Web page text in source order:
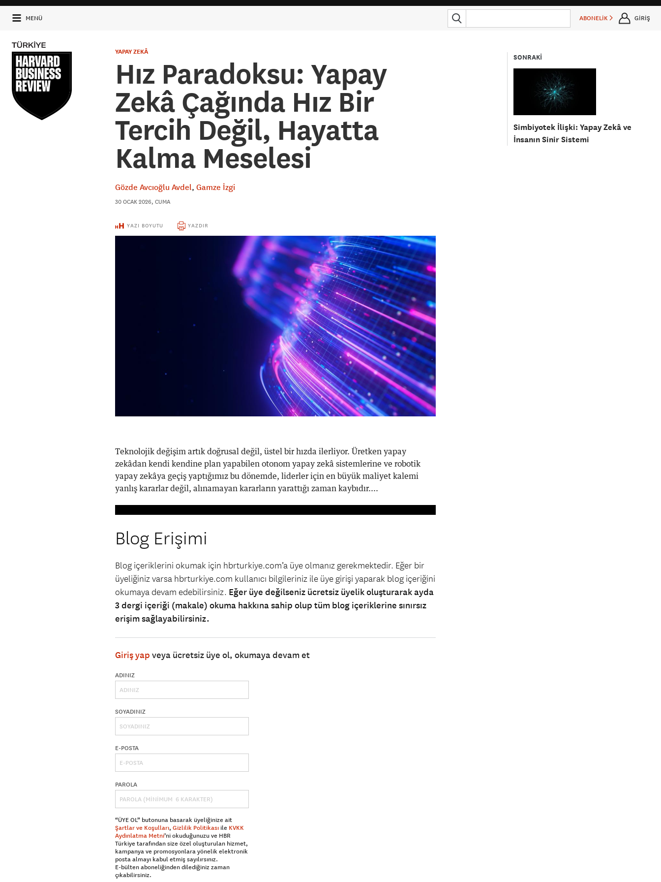
MENÜ ABONELİK GİRİŞ
SONRAKİ
Simbiyotek İlişki: Yapay Zekâ ve
İnsanın Sinir Sistemi
YAPAY ZEKÂ
Hız Paradoksu: Yapay
Zekâ Çağında Hız Bir
Tercih Değil, Hayatta
Kalma Meselesi
Gözde Avcıoğlu Avdel Gamze İzgi
30 OCAK 2026, CUMA
YAZI BOYUTU YAZDIR
Teknolojik değişim artık doğrusal değil, üstel bir hızda ilerliyor. Üretken yapay
zekâdan kendi kendine plan yapabilen otonom yapay zekâ sistemlerine ve robotik
yapay zekâya geçiş yaptığımız bu dönemde, liderler için en büyük maliyet kalemi
yanlış kararlar değil, alınamayan kararların yarattığı zaman kaybıdır....
Blog Erişimi
Blog içeriklerini okumak için hbrturkiye.com’a üye olmanız gerekmektedir. Eğer bir
üyeliğiniz varsa hbrturkiye.com kullanıcı bilgileriniz ile üye girişi yaparak blog içeriğini
okumaya devam edebilirsiniz. Eğer üye değilseniz ücretsiz üyelik oluşturarak ayda
3 dergi içeriği (makale) okuma hakkına sahip olup tüm blog içeriklerine sınırsız
erişim sağlayabilirsiniz.
Giriş yap veya ücretsiz üye ol, okumaya devam et
ADINIZ
SOYADINIZ
E-POSTA
PAROLA
“ÜYE OL” butonuna basarak üyeliğinize ait
Şartlar ve Koşulları, Gizlilik Politikası ile KVKK
Aydınlatma Metni’ni okuduğunuzu ve HBR
Türkiye tarafından size özel oluşturulan hizmet,
kampanya ve promosyonlara yönelik elektronik
posta almayı kabul etmiş sayılırsınız.
E-bülten aboneliğinden dilediğiniz zaman
çıkabilirsiniz.